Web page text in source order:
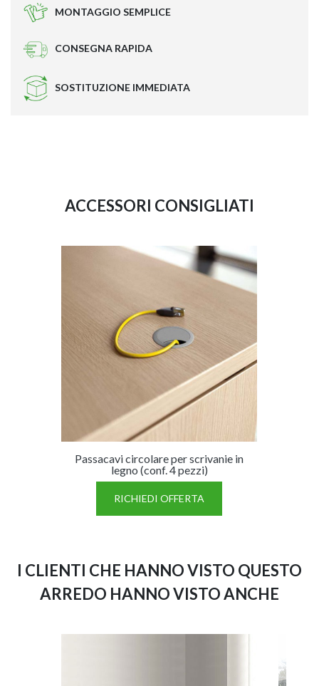
MONTAGGIO SEMPLICE
CONSEGNA RAPIDA
SOSTITUZIONE IMMEDIATA
ACCESSORI CONSIGLIATI
Passacavi circolare per scrivanie in
legno (conf. 4 pezzi)
RICHIEDI OFFERTA
I CLIENTI CHE HANNO VISTO QUESTO
ARREDO HANNO VISTO ANCHE